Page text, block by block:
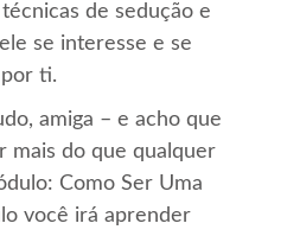
de sedução e
se interesse e se
ti.
amiga – e acho que
mais do que qualquer
Como Ser Uma
você irá aprender